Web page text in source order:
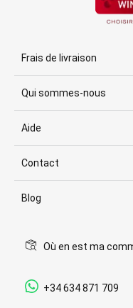
Frais de livraison
Qui sommes-nous
Aide
Contact
Blog
Où en est ma
+34 634 871 709